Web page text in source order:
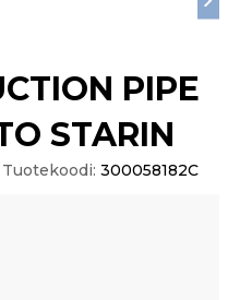
PIPE
STARIN
Tuotekoodi: 300058182C